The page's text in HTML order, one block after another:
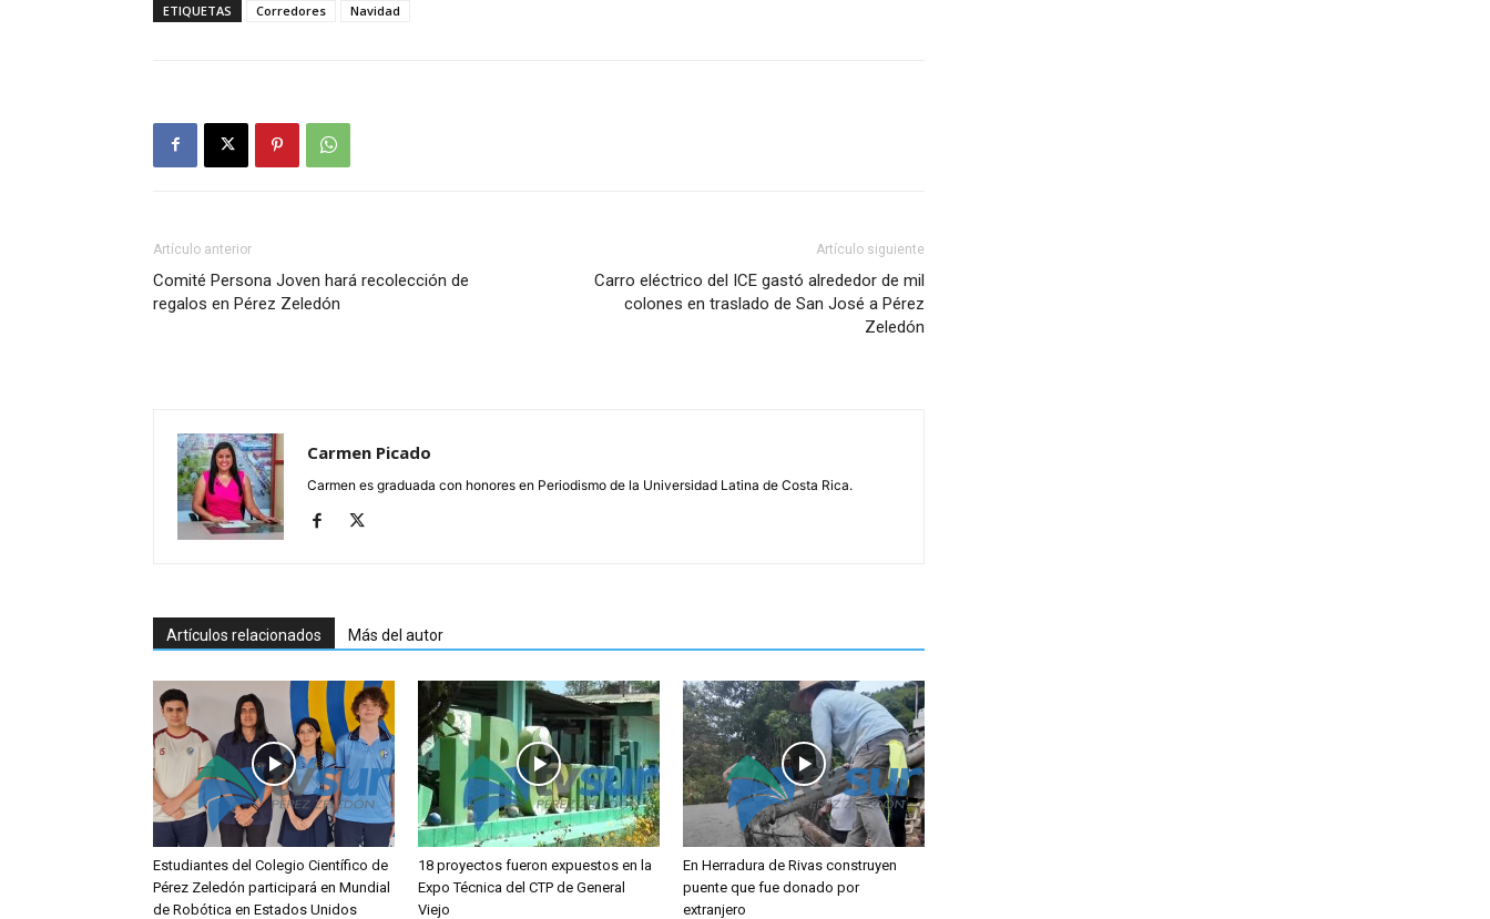
ETIQUETAS Corredores Navidad
Artículo anterior
Comité Persona Joven hará recolección de
regalos en Pérez Zeledón
Artículo siguiente
Carro eléctrico del ICE gastó alrededor de mil
colones en traslado de San José a Pérez
Zeledón
Carmen Picado
Carmen es graduada con honores en Periodismo de la Universidad Latina de Costa Rica.
Artículos relacionados Más del autor
Estudiantes del Colegio Científico de
Pérez Zeledón participará en Mundial
de Robótica en Estados Unidos
18 proyectos fueron expuestos en la
Expo Técnica del CTP de General
Viejo
En Herradura de Rivas construyen
puente que fue donado por
extranjero